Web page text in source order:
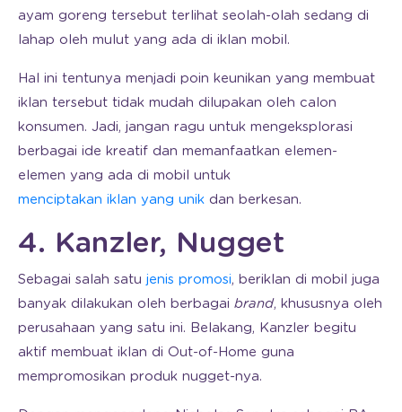
ayam goreng tersebut terlihat seolah-olah sedang di
lahap oleh mulut yang ada di iklan mobil.
Hal ini tentunya menjadi poin keunikan yang membuat
iklan tersebut tidak mudah dilupakan oleh calon
konsumen. Jadi, jangan ragu untuk mengeksplorasi
berbagai ide kreatif dan memanfaatkan elemen-
elemen yang ada di mobil untuk
menciptakan iklan yang unik dan berkesan.
4. Kanzler, Nugget
Sebagai salah satu jenis promosi, beriklan di mobil juga
banyak dilakukan oleh berbagai brand, khususnya oleh
perusahaan yang satu ini. Belakang, Kanzler begitu
aktif membuat iklan di Out-of-Home guna
mempromosikan produk nugget-nya.